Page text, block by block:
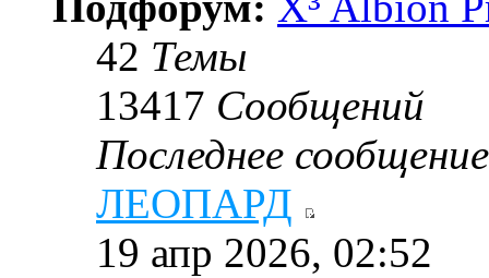
42 Темы
13417 Сообщений
Последнее сообщение
ЛЕОПАРД
19 апр 2026, 02:52